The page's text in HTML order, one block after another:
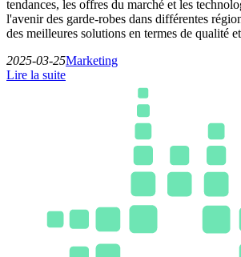
tendances, les offres du marché et les
l'avenir des garde-robes dans différentes
des meilleures solutions en termes de qualité
2025-03-25Marketing
Lire la suite